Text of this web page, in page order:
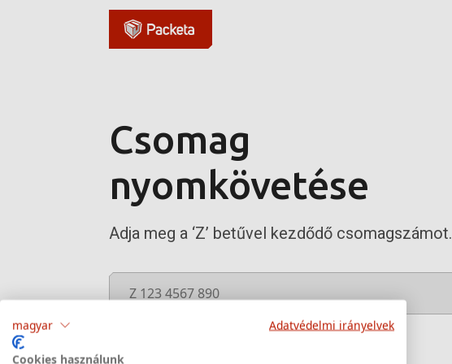
Csomag
nyomkövetése
Adja meg a ‘Z’ betűvel kezdődő csomagszámot.
magyar Adatvédelmi irányelvek
Cookies használunk